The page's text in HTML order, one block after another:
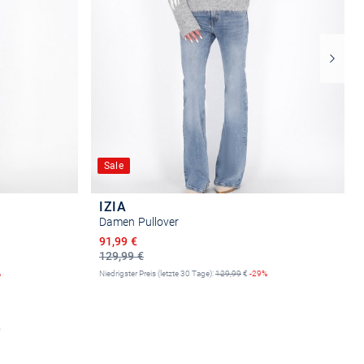
Sale
IZIA
Damen Pullover
129,99 €
Ermäßigter Preis
91,99 €
Niedrigster Preis (letzte 30 Tage):129,99€ -29%